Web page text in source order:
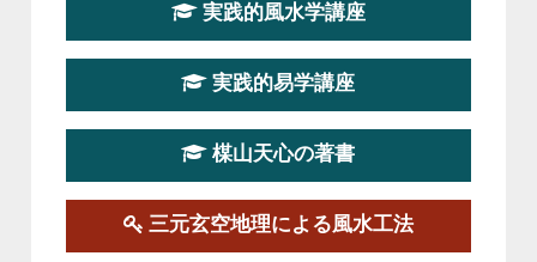
第19期立命塾実践的四柱推命学講座
2026-03-20～2026-07-19
第１９期立命塾実践的風水学講座
この講座の募集は終了しました。
実践的風水学講座
実践的易学講座
楳山天心の著書
三元玄空地理による風水工法